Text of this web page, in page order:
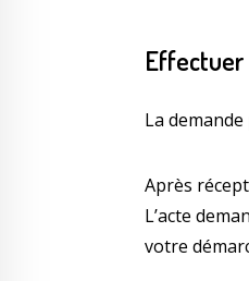
La
Après
L’acte
votre